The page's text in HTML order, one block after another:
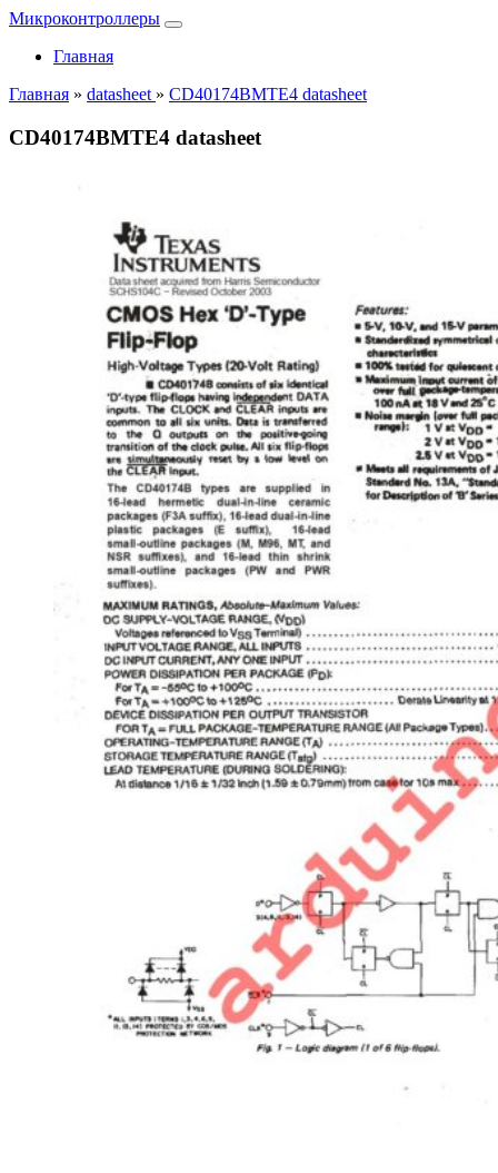
Микроконтроллеры
Главная
Главная » datasheet » CD40174BMTE4 datasheet
CD40174BMTE4 datasheet